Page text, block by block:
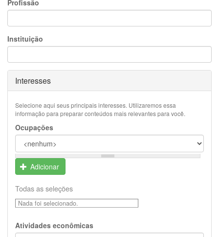
Profissão
Instituição
Ocultar
Interesses
Selecione aqui seus principais interesses. Utilizaremos essa
informação para preparar conteúdos mais relevantes para você.
Ocupações
Adicionar
Todas as seleções
Nada foi selecionado.
Atividades econômicas